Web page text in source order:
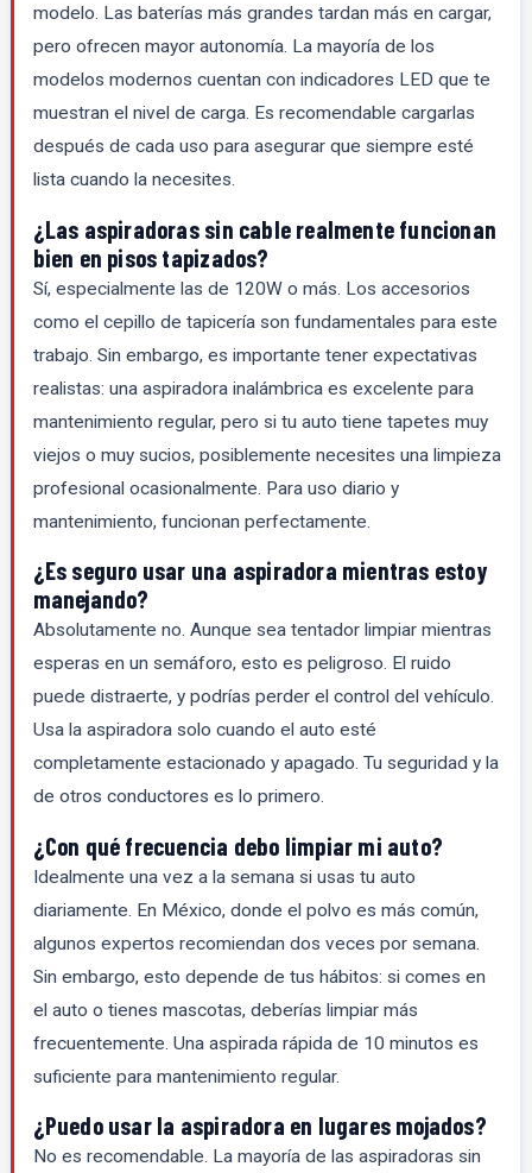
modelo. Las baterías más grandes tardan más en cargar,
pero ofrecen mayor autonomía. La mayoría de los
modelos modernos cuentan con indicadores LED que te
muestran el nivel de carga. Es recomendable cargarlas
después de cada uso para asegurar que siempre esté
lista cuando la necesites.
¿Las aspiradoras sin cable realmente funcionan
bien en pisos tapizados?
Sí, especialmente las de 120W o más. Los accesorios
como el cepillo de tapicería son fundamentales para este
trabajo. Sin embargo, es importante tener expectativas
realistas: una aspiradora inalámbrica es excelente para
mantenimiento regular, pero si tu auto tiene tapetes muy
viejos o muy sucios, posiblemente necesites una limpieza
profesional ocasionalmente. Para uso diario y
mantenimiento, funcionan perfectamente.
¿Es seguro usar una aspiradora mientras estoy
manejando?
Absolutamente no. Aunque sea tentador limpiar mientras
esperas en un semáforo, esto es peligroso. El ruido
puede distraerte, y podrías perder el control del vehículo.
Usa la aspiradora solo cuando el auto esté
completamente estacionado y apagado. Tu seguridad y la
de otros conductores es lo primero.
¿Con qué frecuencia debo limpiar mi auto?
Idealmente una vez a la semana si usas tu auto
diariamente. En México, donde el polvo es más común,
algunos expertos recomiendan dos veces por semana.
Sin embargo, esto depende de tus hábitos: si comes en
el auto o tienes mascotas, deberías limpiar más
frecuentemente. Una aspirada rápida de 10 minutos es
suficiente para mantenimiento regular.
¿Puedo usar la aspiradora en lugares mojados?
No es recomendable. La mayoría de las aspiradoras sin